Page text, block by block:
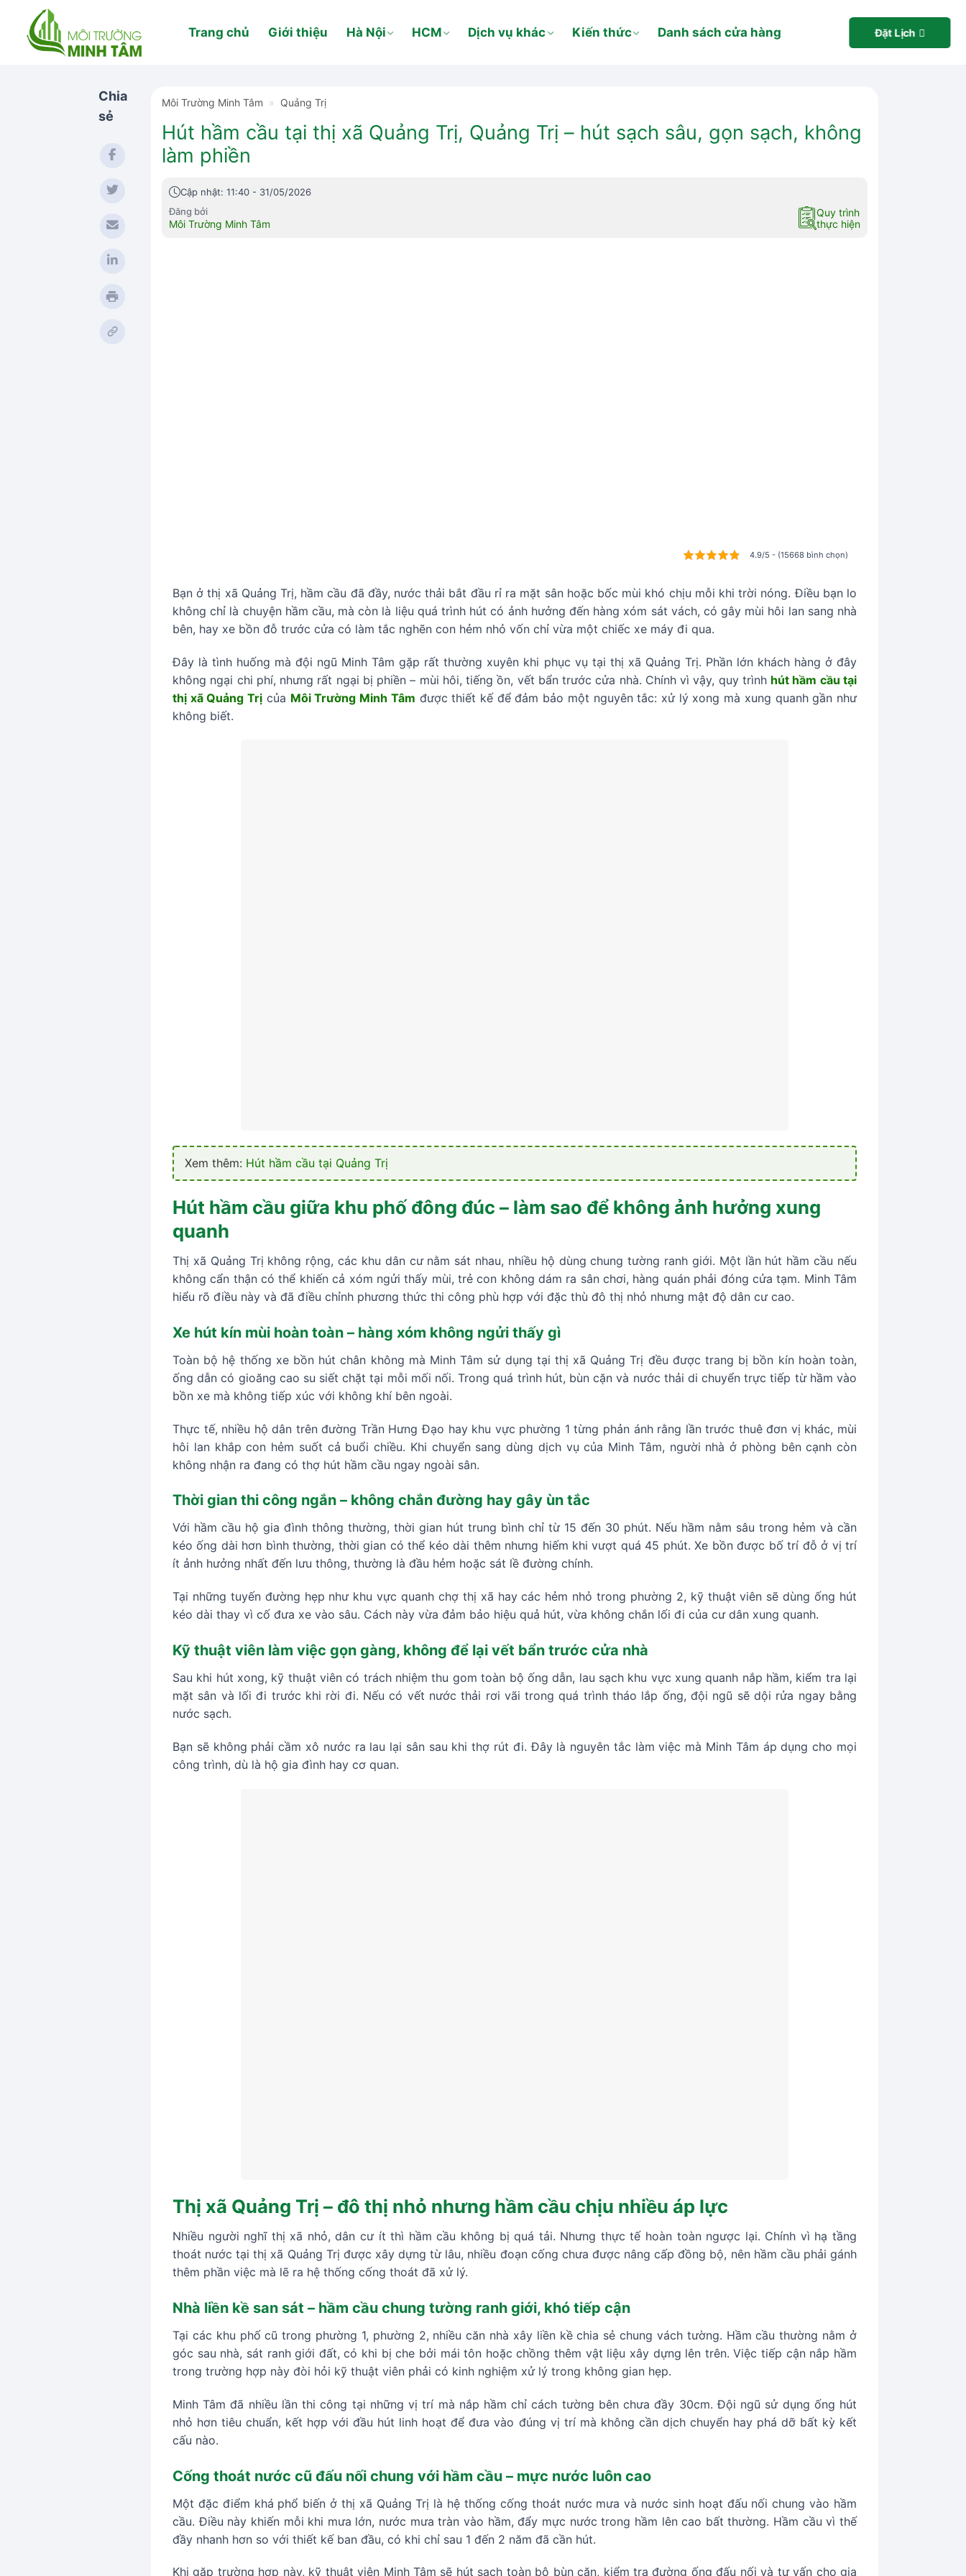
content
Trang chủ Giới thiệu Hà Nội HCM Dịch vụ khác Kiến thức Danh sách cửa hàng Đặt Lịch
Chia
sẻ
Môi Trường Minh Tâm » Quảng Trị
Hút hầm cầu tại thị xã Quảng Trị, Quảng Trị – hút sạch sâu, gọn sạch, không
làm phiền
Cập nhật: 11:40 - 31/05/2026
Đăng bởi
Môi Trường Minh Tâm
Quy trình
thực hiện
4.9/5 - (15668 bình chọn)
Bạn ở thị xã Quảng Trị, hầm cầu đã đầy, nước thải bắt đầu rỉ ra mặt sân hoặc bốc mùi khó chịu mỗi khi trời nóng. Điều bạn lo
không chỉ là chuyện hầm cầu, mà còn là liệu quá trình hút có ảnh hưởng đến hàng xóm sát vách, có gây mùi hôi lan sang nhà
bên, hay xe bồn đỗ trước cửa có làm tắc nghẽn con hẻm nhỏ vốn chỉ vừa một chiếc xe máy đi qua.
Đây là tình huống mà đội ngũ Minh Tâm gặp rất thường xuyên khi phục vụ tại thị xã Quảng Trị. Phần lớn khách hàng ở đây
không ngại chi phí, nhưng rất ngại bị phiền – mùi hôi, tiếng ồn, vết bẩn trước cửa nhà. Chính vì vậy, quy trình hút hầm cầu tại
thị xã Quảng Trị của Môi Trường Minh Tâm được thiết kế để đảm bảo một nguyên tắc: xử lý xong mà xung quanh gần như
không biết.
Xem thêm: Hút hầm cầu tại Quảng Trị
Hút hầm cầu giữa khu phố đông đúc – làm sao để không ảnh hưởng xung
quanh
Thị xã Quảng Trị không rộng, các khu dân cư nằm sát nhau, nhiều hộ dùng chung tường ranh giới. Một lần hút hầm cầu nếu
không cẩn thận có thể khiến cả xóm ngửi thấy mùi, trẻ con không dám ra sân chơi, hàng quán phải đóng cửa tạm. Minh Tâm
hiểu rõ điều này và đã điều chỉnh phương thức thi công phù hợp với đặc thù đô thị nhỏ nhưng mật độ dân cư cao.
Xe hút kín mùi hoàn toàn – hàng xóm không ngửi thấy gì
Toàn bộ hệ thống xe bồn hút chân không mà Minh Tâm sử dụng tại thị xã Quảng Trị đều được trang bị bồn kín hoàn toàn,
ống dẫn có gioăng cao su siết chặt tại mỗi mối nối. Trong quá trình hút, bùn cặn và nước thải di chuyển trực tiếp từ hầm vào
bồn xe mà không tiếp xúc với không khí bên ngoài.
Thực tế, nhiều hộ dân trên đường Trần Hưng Đạo hay khu vực phường 1 từng phản ánh rằng lần trước thuê đơn vị khác, mùi
hôi lan khắp con hẻm suốt cả buổi chiều. Khi chuyển sang dùng dịch vụ của Minh Tâm, người nhà ở phòng bên cạnh còn
không nhận ra đang có thợ hút hầm cầu ngay ngoài sân.
Thời gian thi công ngắn – không chắn đường hay gây ùn tắc
Với hầm cầu hộ gia đình thông thường, thời gian hút trung bình chỉ từ 15 đến 30 phút. Nếu hầm nằm sâu trong hẻm và cần
kéo ống dài hơn bình thường, thời gian có thể kéo dài thêm nhưng hiếm khi vượt quá 45 phút. Xe bồn được bố trí đỗ ở vị trí
ít ảnh hưởng nhất đến lưu thông, thường là đầu hẻm hoặc sát lề đường chính.
Tại những tuyến đường hẹp như khu vực quanh chợ thị xã hay các hẻm nhỏ trong phường 2, kỹ thuật viên sẽ dùng ống hút
kéo dài thay vì cố đưa xe vào sâu. Cách này vừa đảm bảo hiệu quả hút, vừa không chắn lối đi của cư dân xung quanh.
Kỹ thuật viên làm việc gọn gàng, không để lại vết bẩn trước cửa nhà
Sau khi hút xong, kỹ thuật viên có trách nhiệm thu gom toàn bộ ống dẫn, lau sạch khu vực xung quanh nắp hầm, kiểm tra lại
mặt sân và lối đi trước khi rời đi. Nếu có vết nước thải rơi vãi trong quá trình tháo lắp ống, đội ngũ sẽ dội rửa ngay bằng
nước sạch.
Bạn sẽ không phải cầm xô nước ra lau lại sân sau khi thợ rút đi. Đây là nguyên tắc làm việc mà Minh Tâm áp dụng cho mọi
công trình, dù là hộ gia đình hay cơ quan.
Thị xã Quảng Trị – đô thị nhỏ nhưng hầm cầu chịu nhiều áp lực
Nhiều người nghĩ thị xã nhỏ, dân cư ít thì hầm cầu không bị quá tải. Nhưng thực tế hoàn toàn ngược lại. Chính vì hạ tầng
thoát nước tại thị xã Quảng Trị được xây dựng từ lâu, nhiều đoạn cống chưa được nâng cấp đồng bộ, nên hầm cầu phải gánh
thêm phần việc mà lẽ ra hệ thống cống thoát đã xử lý.
Nhà liền kề san sát – hầm cầu chung tường ranh giới, khó tiếp cận
Tại các khu phố cũ trong phường 1, phường 2, nhiều căn nhà xây liền kề chia sẻ chung vách tường. Hầm cầu thường nằm ở
góc sau nhà, sát ranh giới đất, có khi bị che bởi mái tôn hoặc chồng thêm vật liệu xây dựng lên trên. Việc tiếp cận nắp hầm
trong trường hợp này đòi hỏi kỹ thuật viên phải có kinh nghiệm xử lý trong không gian hẹp.
Minh Tâm đã nhiều lần thi công tại những vị trí mà nắp hầm chỉ cách tường bên chưa đầy 30cm. Đội ngũ sử dụng ống hút
nhỏ hơn tiêu chuẩn, kết hợp với đầu hút linh hoạt để đưa vào đúng vị trí mà không cần dịch chuyển hay phá dỡ bất kỳ kết
cấu nào.
Cống thoát nước cũ đấu nối chung với hầm cầu – mực nước luôn cao
Một đặc điểm khá phổ biến ở thị xã Quảng Trị là hệ thống cống thoát nước mưa và nước sinh hoạt đấu nối chung vào hầm
cầu. Điều này khiến mỗi khi mưa lớn, nước mưa tràn vào hầm, đẩy mực nước trong hầm lên cao bất thường. Hầm cầu vì thế
đầy nhanh hơn so với thiết kế ban đầu, có khi chỉ sau 1 đến 2 năm đã cần hút.
Khi gặp trường hợp này, kỹ thuật viên Minh Tâm sẽ hút sạch toàn bộ bùn cặn, kiểm tra đường ống đấu nối và tư vấn cho gia